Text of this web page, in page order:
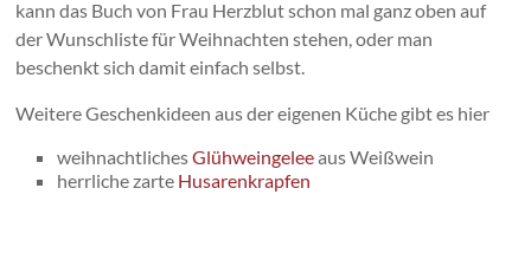
kann das Buch von Frau Herzblut schon mal ganz oben auf
der Wunschliste für Weihnachten stehen, oder man
beschenkt sich damit einfach selbst.
Weitere Geschenkideen aus der eigenen Küche gibt es hier
weihnachtlichesGlühweingeleeaus Weißwein
herrliche zarte Husarenkrapfen